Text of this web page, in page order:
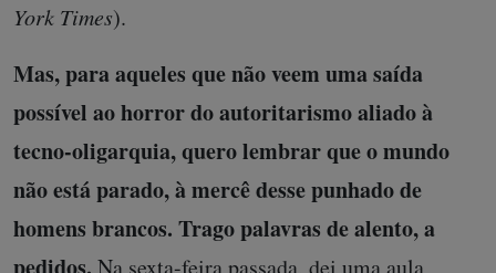
York Times).
Mas, para aqueles que não veem uma saída
possível ao horror do autoritarismo aliado à
tecno-oligarquia, quero lembrar que o mundo
não está parado, à mercê desse punhado de
homens brancos. Trago palavras de alento, a
Na sexta-feira passada, dei uma aula